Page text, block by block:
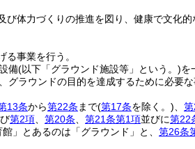
び体力づくりの推進を図り、健康で文化
る事業を行う。
備(以下「グラウンド施設等」という。)を
グラウンドの目的を達成するために必要
13条から第22条 まで(第17条を除く。)
第2項 第20条 第21条第1項並びに第22
」とあるのは「グラウンド」と、 第26条